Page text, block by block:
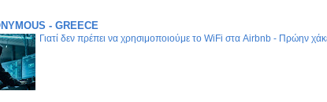
- GREECE
Γιατί δεν πρέπει να χρησιμοποιούμε το WiFi στα Airbnb - Πρώην